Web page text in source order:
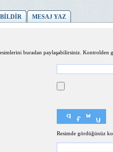
MESAJ YAZ
buradan paylaşabilirsiniz. Kontrolden
Resimde gördüğünüz